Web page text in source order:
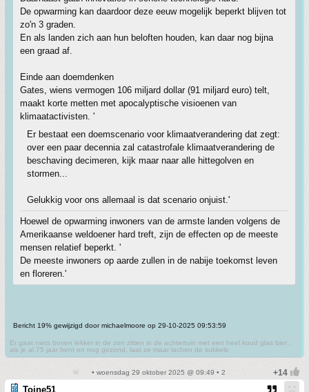
De opwarming kan daardoor deze eeuw mogelijk beperkt blijven tot
zo'n 3 graden.
En als landen zich aan hun beloften houden, kan daar nog bijna
een graad af.
Einde aan doemdenken
Gates, wiens vermogen 106 miljard dollar (91 miljard euro) telt,
maakt korte metten met apocalyptische visioenen van
klimaatactivisten. '
Er bestaat een doemscenario voor klimaatverandering dat zegt:
over een paar decennia zal catastrofale klimaatverandering de
beschaving decimeren, kijk maar naar alle hittegolven en
stormen...
Gelukkig voor ons allemaal is dat scenario onjuist.'
Hoewel de opwarming inwoners van de armste landen volgens de
Amerikaanse weldoener hard treft, zijn de effecten op de meeste
mensen relatief beperkt. '
De meeste inwoners op aarde zullen in de nabije toekomst leven
en floreren.'
Bericht 19% gewijzigd door michaelmoore op 29-10-2025 09:53:59
Er gaat niets boven lekker in de zon zitten in de achtertuin met een heel koud glas bier ,
als je al 75 jaar bent en nog gezond, laat ze maar lachen de sukkels
• woensdag 29 oktober 2025 @ 09:49 • 2
Toine51